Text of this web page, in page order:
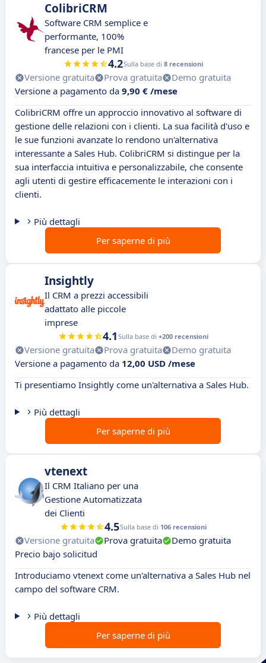
ColibriCRM
Software CRM semplice e
performante, 100%
francese per le PMI
4.2Sulla base di 8 recensioni
Versione gratuita Prova gratuita
Demo gratuita
Versione a pagamento da 9,90 € /mese
ColibriCRM offre un approccio innovativo al software di
gestione delle relazioni con i clienti. La sua facilità d'uso e
le sue funzioni avanzate lo rendono un'alternativa
interessante a Sales Hub. ColibriCRM si distingue per la
sua interfaccia intuitiva e personalizzabile, che consente
agli utenti di gestire efficacemente le interazioni con i
clienti.
Più dettagli
Per saperne di più
Insightly
Il CRM a prezzi accessibili
adattato alle piccole
imprese
4.1 Sulla base di +200 recensioni
Versione gratuita Prova gratuita
Demo gratuita
Versione a pagamento da 12,00 USD /mese
Ti presentiamo Insightly come un'alternativa a Sales Hub.
Più dettagli
Per saperne di più
vtenext
Il CRM Italiano per una
Gestione Automatizzata
dei Clienti
4.5Sulla base di 106 recensioni
Versione gratuita Prova gratuita
Demo gratuita
Precio bajo solicitud
Introduciamo vtenext come un'alternativa a Sales Hub nel
campo del software CRM.
Più dettagli
Per saperne di più